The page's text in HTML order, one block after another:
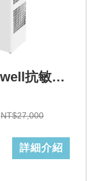
博士韋爾Bosswell抗敏滅菌免耗材電離空氣清淨機-5~18坪ML13天使白
NT$27,000
詳細介紹